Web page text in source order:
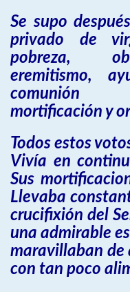
Se supo
privado de
pobreza,
eremitismo,
comunión
mortificación y
Todos estos
Vivía en
Sus
Llevaba
crucifixión del
una admirable
maravillaban de
con tan poco